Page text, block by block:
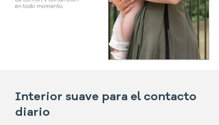
Interior suave para el contacto
diario